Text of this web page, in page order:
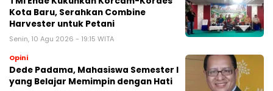
Kota Baru, Serahkan Combine
Harvester untuk Petani
Senin, 10 Agu 2026 - 19:15 WITA
Opini
Dede Padama, Mahasiswa Semester I
yang Belajar Memimpin dengan Hati